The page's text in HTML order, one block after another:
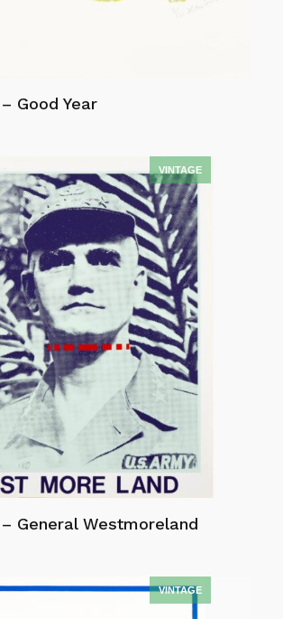
Good Year
General Westmoreland